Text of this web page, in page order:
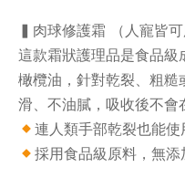
▍肉球修護霜 （人寵皆可
這款霜狀護理品是食品
橄欖油，針對乾裂、粗
滑、不油膩，吸收後不會
連人類手部乾裂也能使
採用食品級原料，無